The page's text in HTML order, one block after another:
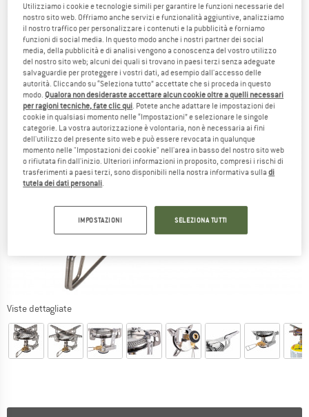
Viste dettagliate
Utilizziamo i cookie e tecnologie simili per garantire le funzioni necessarie del
nostro sito web. Offriamo anche servizi e funzionalità aggiuntive, analizziamo
il nostro traffico per personalizzare i contenuti e la pubblicità e forniamo
funzioni di social media. In questo modo anche i nostri partner dei social
media, della pubblicità e di analisi vengono a conoscenza del vostro utilizzo
del nostro sito web; alcuni dei quali si trovano in paesi terzi senza adeguate
salvaguardie per proteggere i vostri dati, ad esempio dall'accesso delle
autorità. Cliccando su “Seleziona tutto” accettate che si proceda in questo
modo. Qualora non desideraste accettare alcun cookie oltre a quelli necessari
per ragioni tecniche, fate clic qui . Potete anche adattare le impostazioni dei
cookie in qualsiasi momento nelle “Impostazioni” e selezionare le singole
categorie. La vostra autorizzazione è volontaria, non è necessaria ai fini
dell'utilizzo del presente sito web e può essere revocata in qualunque
momento nelle "Impostazioni dei cookie" nell'area in basso del nostro sito web
o rifiutata fin dall'inizio. Ulteriori informazioni in proposito, compresi i rischi di
trasferimenti a paesi terzi, sono disponibili nella nostra informativa sulladi
tutela dei dati personali
IMPOSTAZIONI SELEZIONA TUTTI